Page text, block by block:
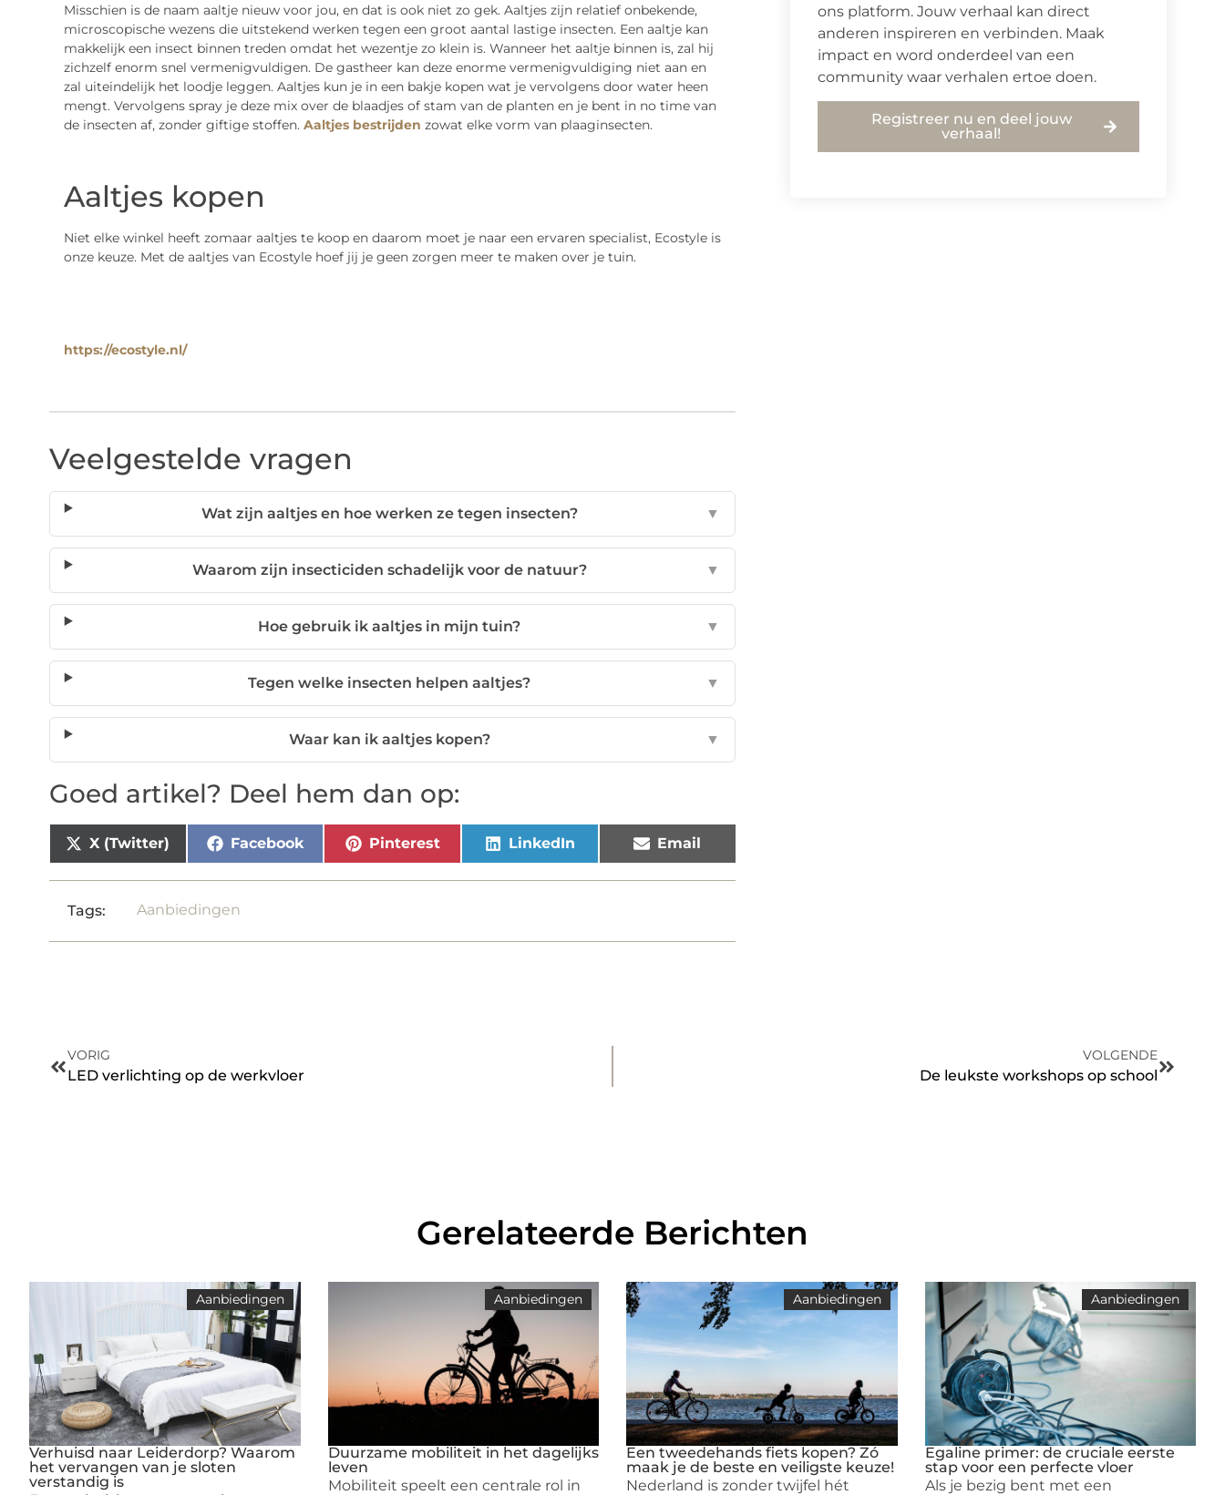
Misschien is de naam aaltje nieuw voor jou, en dat is ook niet zo gek. Aaltjes zijn relatief onbekende,
microscopische wezens die uitstekend werken tegen een groot aantal lastige insecten. Een aaltje kan
makkelijk een insect binnen treden omdat het wezentje zo klein is. Wanneer het aaltje binnen is, zal hij
zichzelf enorm snel vermenigvuldigen. De gastheer kan deze enorme vermenigvuldiging niet aan en
zal uiteindelijk het loodje leggen. Aaltjes kun je in een bakje kopen wat je vervolgens door water heen
mengt. Vervolgens spray je deze mix over de blaadjes of stam van de planten en je bent in no time van
de insecten af, zonder giftige stoffen. Aaltjes bestrijden zowat elke vorm van plaaginsecten.
Aaltjes kopen
Niet elke winkel heeft zomaar aaltjes te koop en daarom moet je naar een ervaren specialist, Ecostyle is
onze keuze. Met de aaltjes van Ecostyle hoef jij je geen zorgen meer te maken over je tuin.
https://ecostyle.nl/
Veelgestelde vragen
Wat zijn aaltjes en hoe werken ze tegen insecten? ▼
Waarom zijn insecticiden schadelijk voor de natuur? ▼
Hoe gebruik ik aaltjes in mijn tuin? ▼
Tegen welke insecten helpen aaltjes? ▼
Waar kan ik aaltjes kopen? ▼
Goed artikel? Deel hem dan op:
X (Twitter) Facebook Pinterest LinkedIn Email
Tags: Aanbiedingen
ons platform. Jouw verhaal kan direct
anderen inspireren en verbinden. Maak
impact en word onderdeel van een
community waar verhalen ertoe doen.
Registreer nu en deel jouw
verhaal!
VORIG
LED verlichting op de werkvloer
VOLGENDE
De leukste workshops op school
Gerelateerde Berichten
Aanbiedingen
Verhuisd naar Leiderdorp? Waarom
het vervangen van je sloten
verstandig is
Aanbiedingen
Duurzame mobiliteit in het dagelijks
leven
Mobiliteit speelt een centrale rol in
Aanbiedingen
Een tweedehands fiets kopen? Zó
maak je de beste en veiligste keuze!
Nederland is zonder twijfel hét
Aanbiedingen
Egaline primer: de cruciale eerste
stap voor een perfecte vloer
Als je bezig bent met een